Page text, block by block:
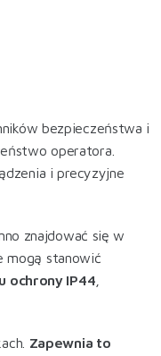
bezpieczeństwa i
operatora.
i precyzyjne
znajdować się w
mogą stanowić
ochrony IP44
Zapewnia to